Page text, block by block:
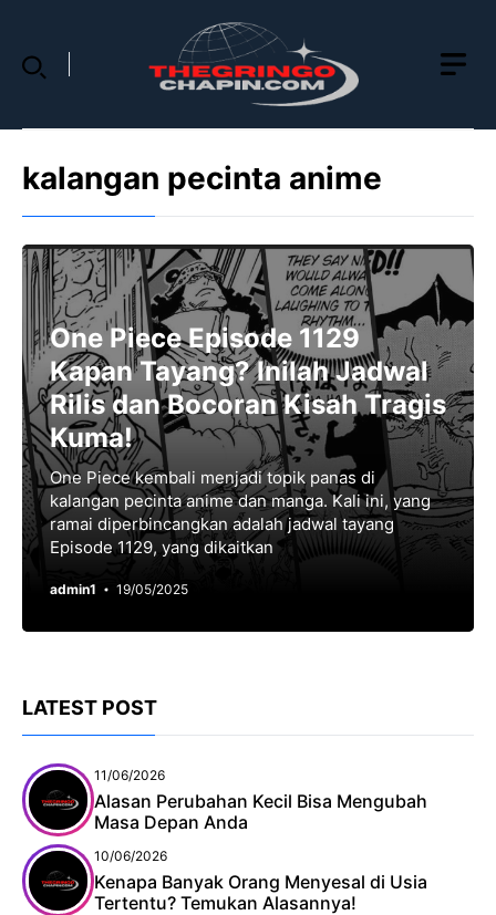
content
kalangan pecinta anime
One Piece Episode 1129
Kapan Tayang? Inilah Jadwal
Rilis dan Bocoran Kisah Tragis
Kuma!
One Piece kembali menjadi topik panas di
kalangan pecinta anime dan manga. Kali ini, yang
ramai diperbincangkan adalah jadwal tayang
Episode 1129, yang dikaitkan
admin1 19/05/2025
LATEST POST
11/06/2026
Alasan Perubahan Kecil Bisa Mengubah
Masa Depan Anda
10/06/2026
Kenapa Banyak Orang Menyesal di Usia
Tertentu? Temukan Alasannya!